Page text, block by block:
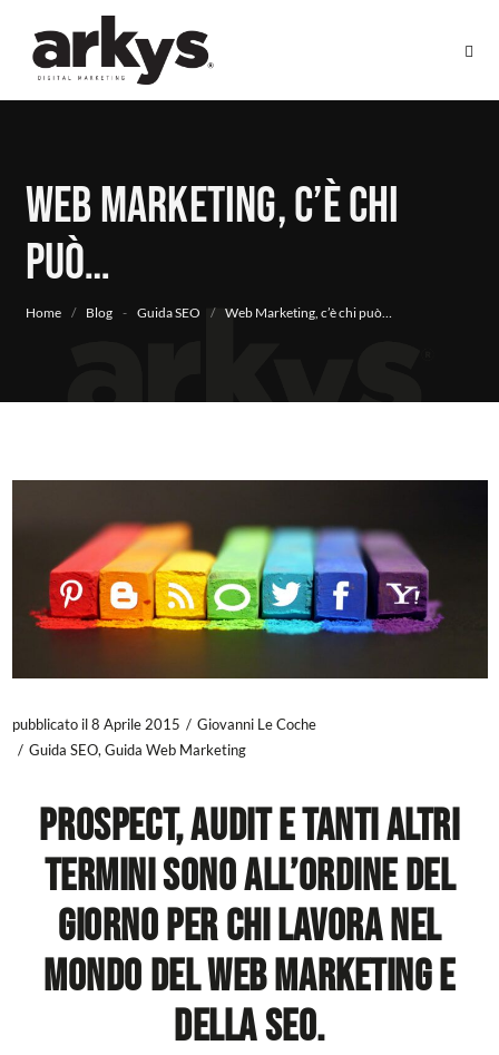
Web Marketing, c’è chi
può…
Home / Blog - Guida SEO / Web Marketing, c’è chi può…
pubblicato il 8 Aprile 2015
Giovanni Le Coche
Guida SEO, Guida Web Marketing
Prospect, audit e tanti altri
termini sono all’ordine del
giorno per chi lavora nel
mondo delweb marketinge
dellaSEO.